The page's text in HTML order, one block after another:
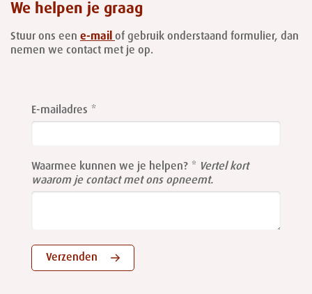
We helpen je graag
Stuur ons een e-mail of gebruik onderstaand formulier, dan
nemen we contact met je op.
this
field
E-mailadres
Waarmee kunnen we je helpen?
Vertel kort
waarom je contact met ons opneemt.
Verzenden